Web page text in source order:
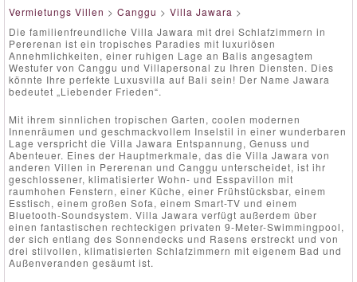
Vermietungs Villen > Canggu > Villa Jawara >
Die familienfreundliche Villa Jawara mit drei Schlafzimmern in
Pererenan ist ein tropisches Paradies mit luxuriösen
Annehmlichkeiten, einer ruhigen Lage an Balis angesagtem
Westufer von Canggu und Villapersonal zu Ihren Diensten. Dies
könnte Ihre perfekte Luxusvilla auf Bali sein! Der Name Jawara
bedeutet „Liebender Frieden“.
Mit ihrem sinnlichen tropischen Garten, coolen modernen
Innenräumen und geschmackvollem Inselstil in einer wunderbaren
Lage verspricht die Villa Jawara Entspannung, Genuss und
Abenteuer. Eines der Hauptmerkmale, das die Villa Jawara von
anderen Villen in Pererenan und Canggu unterscheidet, ist ihr
geschlossener, klimatisierter Wohn- und Esspavillon mit
raumhohen Fenstern, einer Küche, einer Frühstücksbar, einem
Esstisch, einem großen Sofa, einem Smart-TV und einem
Bluetooth-Soundsystem. Villa Jawara verfügt außerdem über
einen fantastischen rechteckigen privaten 9-Meter-Swimmingpool,
der sich entlang des Sonnendecks und Rasens erstreckt und von
drei stilvollen, klimatisierten Schlafzimmern mit eigenem Bad und
Außenveranden gesäumt ist.